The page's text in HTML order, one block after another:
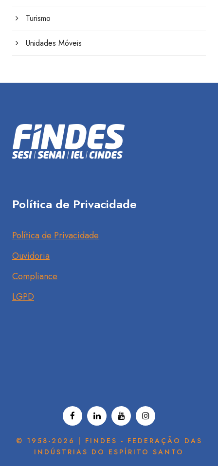
Turismo
Unidades Móveis
Política de Privacidade
Política de Privacidade
Ouvidoria
Compliance
LGPD
© 1958-2026 | FINDES - FEDERAÇÃO DAS
INDÚSTRIAS DO ESPÍRITO SANTO